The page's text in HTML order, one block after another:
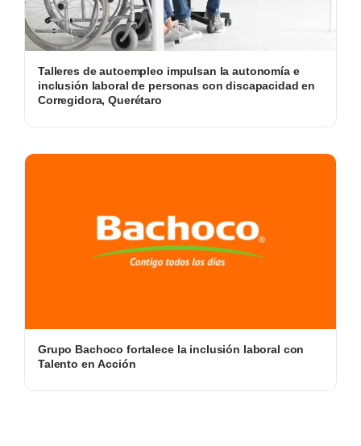
Talleres de autoempleo impulsan la autonomía e
inclusión laboral de personas con discapacidad en
Corregidora, Querétaro
Grupo Bachoco fortalece la inclusión laboral con
Talento en Acción